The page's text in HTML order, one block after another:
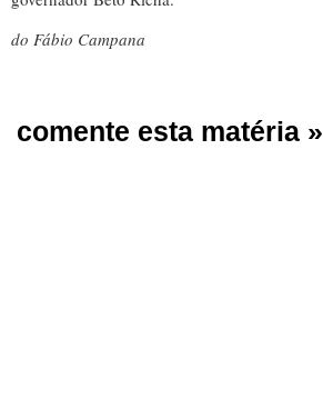
do Fábio Campana
comente esta matéria »